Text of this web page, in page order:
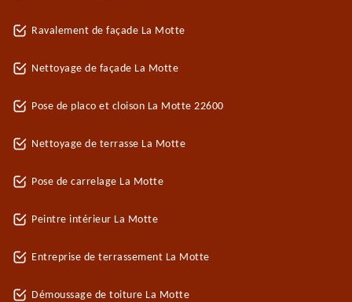
Ravalement de façade La Motte
Nettoyage de façade La Motte
Pose de placo et cloison La Motte 22600
Nettoyage de terrasse La Motte
Pose de carrelage La Motte
Peintre intérieur La Motte
Entreprise de terrassement La Motte
Démoussage de toiture La Motte